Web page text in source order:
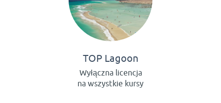
TOP Lagoon
Wyłączna licencja
na wszystkie kursy